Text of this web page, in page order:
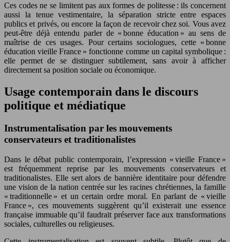
Ces codes ne se limitent pas aux formes de politesse : ils concernent
aussi la tenue vestimentaire, la séparation stricte entre espaces
publics et privés, ou encore la façon de recevoir chez soi. Vous avez
peut-être déjà entendu parler de « bonne éducation » au sens de
maîtrise de ces usages. Pour certains sociologues, cette « bonne
éducation vieille France » fonctionne comme un capital symbolique :
elle permet de se distinguer subtilement, sans avoir à afficher
directement sa position sociale ou économique.
Usage contemporain dans le discours
politique et médiatique
Instrumentalisation par les mouvements
conservateurs et traditionalistes
Dans le débat public contemporain, l’expression « vieille France »
est fréquemment reprise par les mouvements conservateurs et
traditionalistes. Elle sert alors de bannière identitaire pour défendre
une vision de la nation centrée sur les racines chrétiennes, la famille
« traditionnelle » et un certain ordre moral. En parlant de « vieille
France », ces mouvements suggèrent qu’il existerait une essence
française immuable qu’il faudrait préserver face aux transformations
sociales, culturelles ou religieuses.